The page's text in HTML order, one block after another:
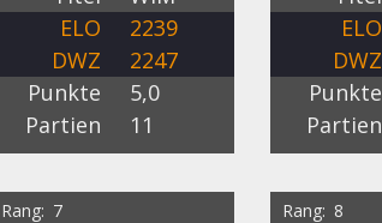
ELO
2239
DWZ
2247
Punkte
5,0
Partien
11
ELO
DWZ
Punkte
Partien
Rang 7 Rang 8